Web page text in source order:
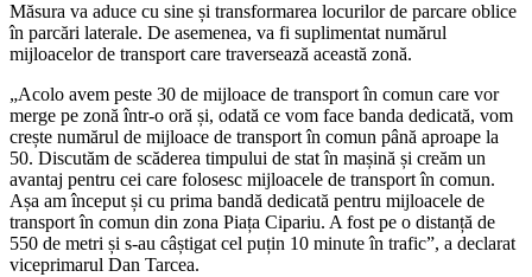
Măsura va aduce cu sine și transformarea locurilor de parcare oblice
în parcări laterale. De asemenea, va fi suplimentat numărul
mijloacelor de transport care traversează această zonă.
„Acolo avem peste 30 de mijloace de transport în comun care vor
merge pe zonă într-o oră și, odată ce vom face banda dedicată, vom
crește numărul de mijloace de transport în comun până aproape la
50. Discutăm de scăderea timpului de stat în mașină și creăm un
avantaj pentru cei care folosesc mijloacele de transport în comun.
Așa am început și cu prima bandă dedicată pentru mijloacele de
transport în comun din zona Piața Cipariu. A fost pe o distanță de
550 de metri și s-au câștigat cel puțin 10 minute în trafic”, a declarat
viceprimarul Dan Tarcea.